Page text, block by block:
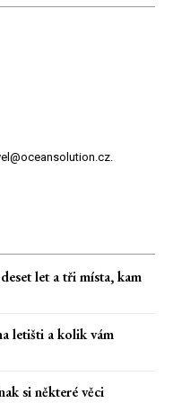
let a tři místa, kam
letišti a kolik vám
si některé věci